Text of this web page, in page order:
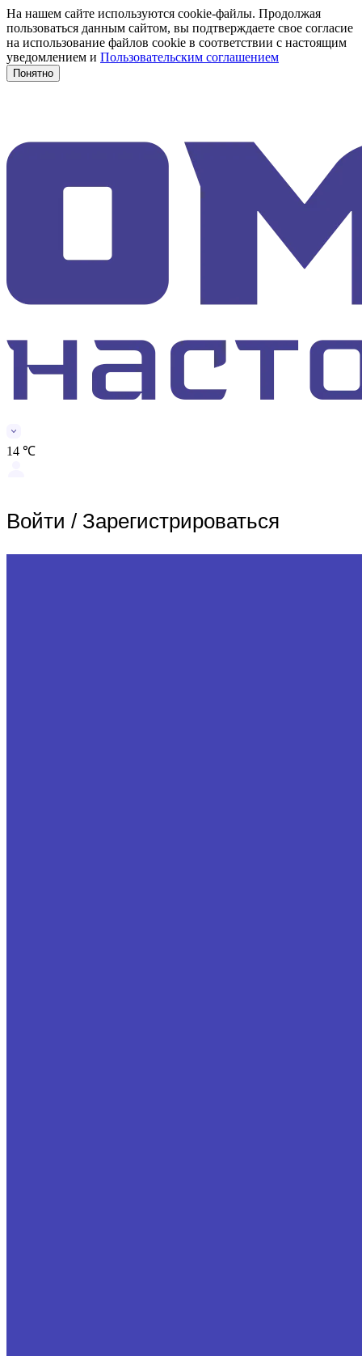
На нашем сайте используются cookie-файлы. Продолжая
пользоваться данным сайтом, вы подтверждаете свое согласие
на использование файлов cookie в соответствии с настоящим
уведомлением и Пользовательским соглашением
Понятно
14 ℃
Войти / Зарегистрироваться